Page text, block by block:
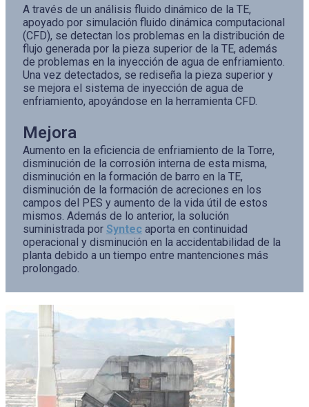
A través de un análisis fluido dinámico de la TE,
apoyado por simulación fluido dinámica computacional
(CFD), se detectan los problemas en la distribución de
flujo generada por la pieza superior de la TE, además
de problemas en la inyección de agua de enfriamiento.
Una vez detectados, se rediseña la pieza superior y
se mejora el sistema de inyección de agua de
enfriamiento, apoyándose en la herramienta CFD.
Mejora
Aumento en la eficiencia de enfriamiento de la Torre,
disminución de la corrosión interna de esta misma,
disminución en la formación de barro en la TE,
disminución de la formación de acreciones en los
campos del PES y aumento de la vida útil de estos
mismos. Además de lo anterior, la solución
suministrada por Syntec aporta en continuidad
operacional y disminución en la accidentabilidad de la
planta debido a un tiempo entre mantenciones más
prolongado.